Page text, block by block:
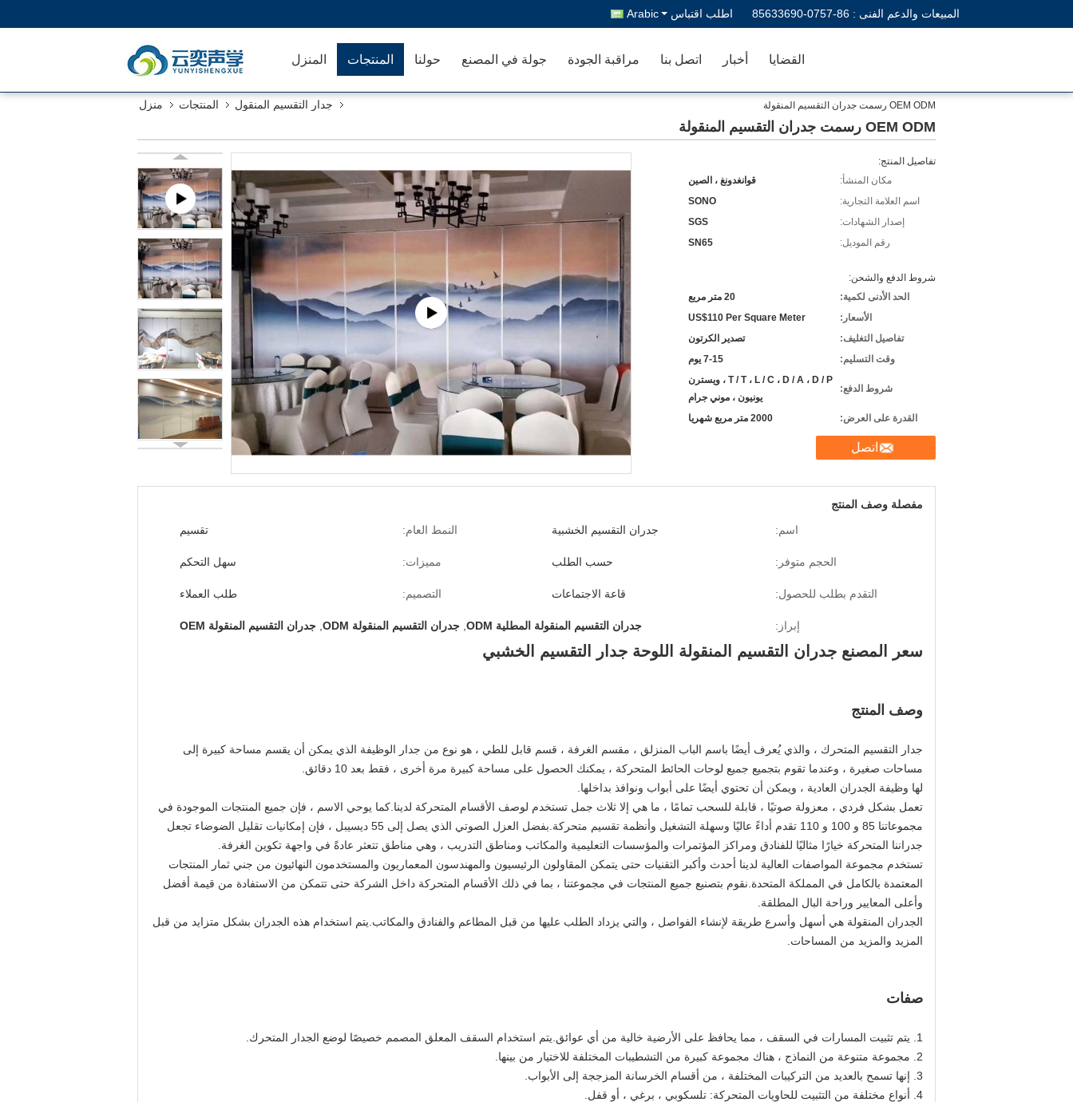
المبيعات والدعم الفنى : 86-0757-85633690 اطلب اقتباس Arabic
المنزل المنتجات حولنا جولة في المصنع مراقبة الجودة اتصل بنا أخبار القضايا
منزل المنتجات جدار التقسيم المنقول OEM ODM رسمت جدران التقسيم المنقولة
OEM ODM رسمت جدران التقسيم المنقولة
تفاصيل المنتج:
مكان المنشأ:
قوانغدونغ ، الصين
اسم العلامة التجارية:
SONO
إصدار الشهادات:
SGS
رقم الموديل:
SN65
شروط الدفع والشحن:
الحد الأدنى لكمية:
20 متر مربع
الأسعار:
US$110 Per Square Meter
تفاصيل التغليف:
تصدير الكرتون
وقت التسليم:
7-15 يوم
شروط الدفع:
T / T ، L / C ، D / A ، D / P ، ويسترن
يونيون ، موني جرام
القدرة على العرض:
2000 متر مربع شهريا
اتصل
مفصلة وصف المنتج
اسم:
جدران التقسيم الخشبية النمط العام: تقسيم
الحجم متوفر: حسب الطلب مميزات: سهل التحكم
التقدم بطلب للحصول: قاعة الاجتماعات التصميم: طلب العملاء
إبراز: جدران التقسيم المنقولة المطلية ODM جدران التقسيم المنقولة ODM جدران التقسيم المنقولة OEM
سعر المصنع جدران التقسيم المنقولة اللوحة جدار التقسيم الخشبي
وصف المنتج
جدار التقسيم المتحرك ، والذي يُعرف أيضًا باسم الباب المنزلق ، مقسم الغرفة ، قسم قابل للطي ، هو نوع من جدار الوظيفة الذي يمكن أن يقسم مساحة كبيرة إلى
مساحات صغيرة ، وعندما تقوم بتجميع جميع لوحات الحائط المتحركة ، يمكنك الحصول على مساحة كبيرة مرة أخرى ، فقط بعد 10 دقائق.
لها وظيفة الجدران العادية ، ويمكن أن تحتوي أيضًا على أبواب ونوافذ بداخلها.
تعمل بشكل فردي ، معزولة صوتيًا ، قابلة للسحب تمامًا ، ما هي إلا ثلاث جمل تستخدم لوصف الأقسام المتحركة لدينا.كما يوحي الاسم ، فإن جميع المنتجات الموجودة في
مجموعاتنا 85 و 100 و 110 تقدم أداءً عاليًا وسهلة التشغيل وأنظمة تقسيم متحركة.بفضل العزل الصوتي الذي يصل إلى 55 ديسيبل ، فإن إمكانيات تقليل الضوضاء تجعل
جدراننا المتحركة خيارًا مثاليًا للفنادق ومراكز المؤتمرات والمؤسسات التعليمية والمكاتب ومناطق التدريب ، وهي مناطق تتعثر عادةً في واجهة تكوين الغرفة.
تستخدم مجموعة المواصفات العالية لدينا أحدث وأكبر التقنيات حتى يتمكن المقاولون الرئيسيون والمهندسون المعماريون والمستخدمون النهائيون من جني ثمار المنتجات
المعتمدة بالكامل في المملكة المتحدة.نقوم بتصنيع جميع المنتجات في مجموعتنا ، بما في ذلك الأقسام المتحركة داخل الشركة حتى تتمكن من الاستفادة من قيمة أفضل
وأعلى المعايير وراحة البال المطلقة.
الجدران المنقولة هي أسهل وأسرع طريقة لإنشاء الفواصل ، والتي يزداد الطلب عليها من قبل المطاعم والفنادق والمكاتب.يتم استخدام هذه الجدران بشكل متزايد من قبل
المزيد والمزيد من المساحات.
صفات
1. يتم تثبيت المسارات في السقف ، مما يحافظ على الأرضية خالية من أي عوائق.يتم استخدام السقف المعلق المصمم خصيصًا لوضع الجدار المتحرك.
2. مجموعة متنوعة من النماذج ، هناك مجموعة كبيرة من التشطيبات المختلفة للاختيار من بينها.
3. إنها تسمح بالعديد من التركيبات المختلفة ، من أقسام الخرسانة المزججة إلى الأبواب.
4. أنواع مختلفة من التثبيت للحاويات المتحركة: تلسكوبي ، برغي ، أو قفل.